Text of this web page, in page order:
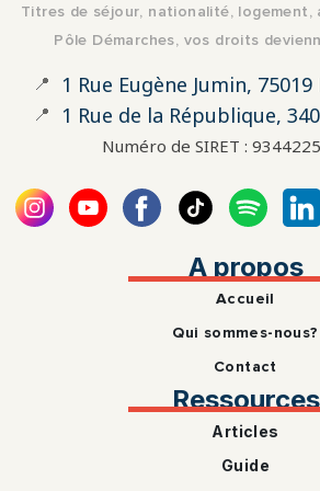
Titres de séjour, nationalité, logement,
Pôle Démarches, vos droits
📍 1 Rue Eugène Jumin, 75019
📍 1 Rue de la République,
Numéro de SIRET :
A propos
Accueil
Qui sommes-nous?
Contact
Ressources
Articles
Guide